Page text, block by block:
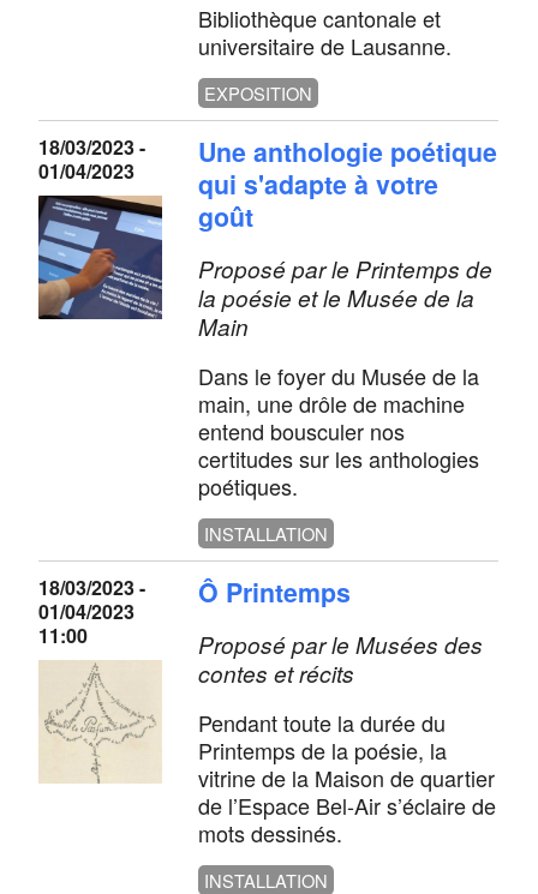
Bibliothèque cantonale et
universitaire de Lausanne.
EXPOSITION
18/03/2023 -
01/04/2023
Une anthologie poétique
qui s'adapte à votre
goût
Proposé par le Printemps de
la poésie et le Musée de la
Main​
Dans le foyer du Musée de la
main, une drôle de machine
entend bousculer nos
certitudes sur les anthologies
poétiques.
INSTALLATION
18/03/2023 -
01/04/2023
11:00
Ô Printemps
Proposé par le Musées des
contes et récits
Pendant toute la durée du
Printemps de la poésie, la
vitrine de la Maison de quartier
de l’Espace Bel-Air s’éclaire de
mots dessinés.
INSTALLATION